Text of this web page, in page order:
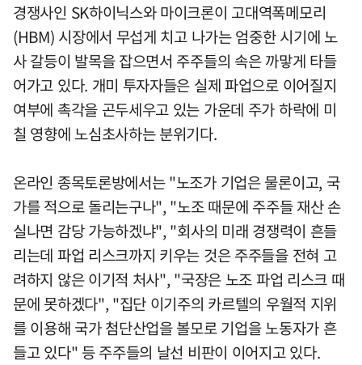
경쟁사인 SK하이닉스와 마이크론이 고대역폭메모리
(HBM) 시장에서 무섭게 치고 나가는 엄중한 시기에 노
사 갈등이 발목을 잡으면서 주주들의 속은 까맣게 타들
어가고 있다. 개미 투자자들은 실제 파업으로 이어질지
여부에 촉각을 곤두세우고 있는 가운데 주가 하락에 미
칠 영향에 노심초사하는 분위기다.
온라인 종목토론방에서는 "노조가 기업은 물론이고, 국
가를 적으로 돌리는구나", "노조 때문에 주주들 재산 손
실나면 감당 가능하겠냐", "회사의 미래 경쟁력이 흔들
리는데 파업 리스크까지 키우는 것은 주주들을 전혀 고
려하지 않은 이기적 처사", "국장은 노조 파업 리스크 때
문에 못하겠다", "집단 이기주의 카르텔의 우월적 지위
를 이용해 국가 첨단산업을 볼모로 기업을 노동자가 흔
들고 있다" 등 주주들의 날선 비판이 이어지고 있다.